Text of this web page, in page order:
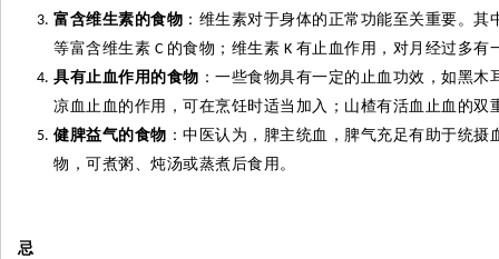
富含维生素的食物 ：维生素对于身体的正常功能至关重要。其
等富含维生素 C 的食物；维生素 K 有止血作用，对月经过多有
具有止血作用的食物 ：一些食物具有一定的止血功效，如黑
凉血止血的作用，可在烹饪时适当加入；山楂有活血止血的
健脾益气的食物 ：中医认为，脾主统血，脾气充足有助于统
物，可煮粥、炖汤或蒸煮后食用。
忌